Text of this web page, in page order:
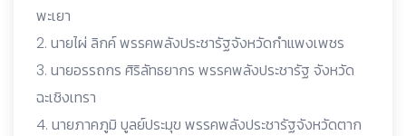
พะเยา
2. นายไผ่ ลิกค์ พรรคพลังประชารัฐจังหวัดกำแพงเพชร
3. นายอรรถกร ศิริลัทธยากร พรรคพลังประชารัฐ จังหวัด
ฉะเชิงเทรา
4. นายภาคภูมิ บูลย์ประมุข พรรคพลังประชารัฐจังหวัดตาก